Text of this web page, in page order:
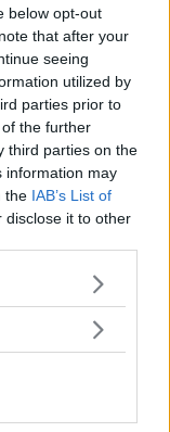
below opt-out
that after your
seeing
utilized by
parties prior to
the further
third parties on the
information may
the IAB’s List of
disclose it to other
or more Google
You may click to
in below Google
OM